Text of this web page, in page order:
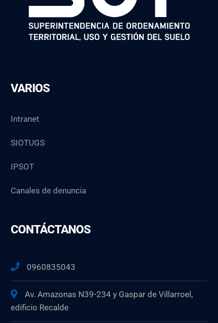
VARIOS
Intranet
SIOTUGS
IPSOT
Canales de denuncia
CONTÁCTANOS
0960835043
Av. Amazonas N39-234 y Gaspar de Villarroel,
edificio Recalde